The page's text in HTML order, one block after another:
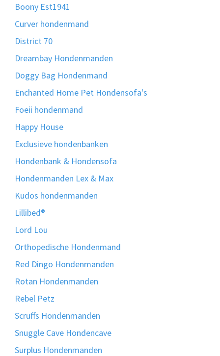
Boony Est1941
Curver hondenmand
District 70
Dreambay Hondenmanden
Doggy Bag Hondenmand
Enchanted Home Pet Hondensofa's
Foeii hondenmand
Happy House
Exclusieve hondenbanken
Hondenbank & Hondensofa
Hondenmanden Lex & Max
Kudos hondenmanden
Lillibed®
Lord Lou
Orthopedische Hondenmand
Red Dingo Hondenmanden
Rotan Hondenmanden
Rebel Petz
Scruffs Hondenmanden
Snuggle Cave Hondencave
Surplus Hondenmanden